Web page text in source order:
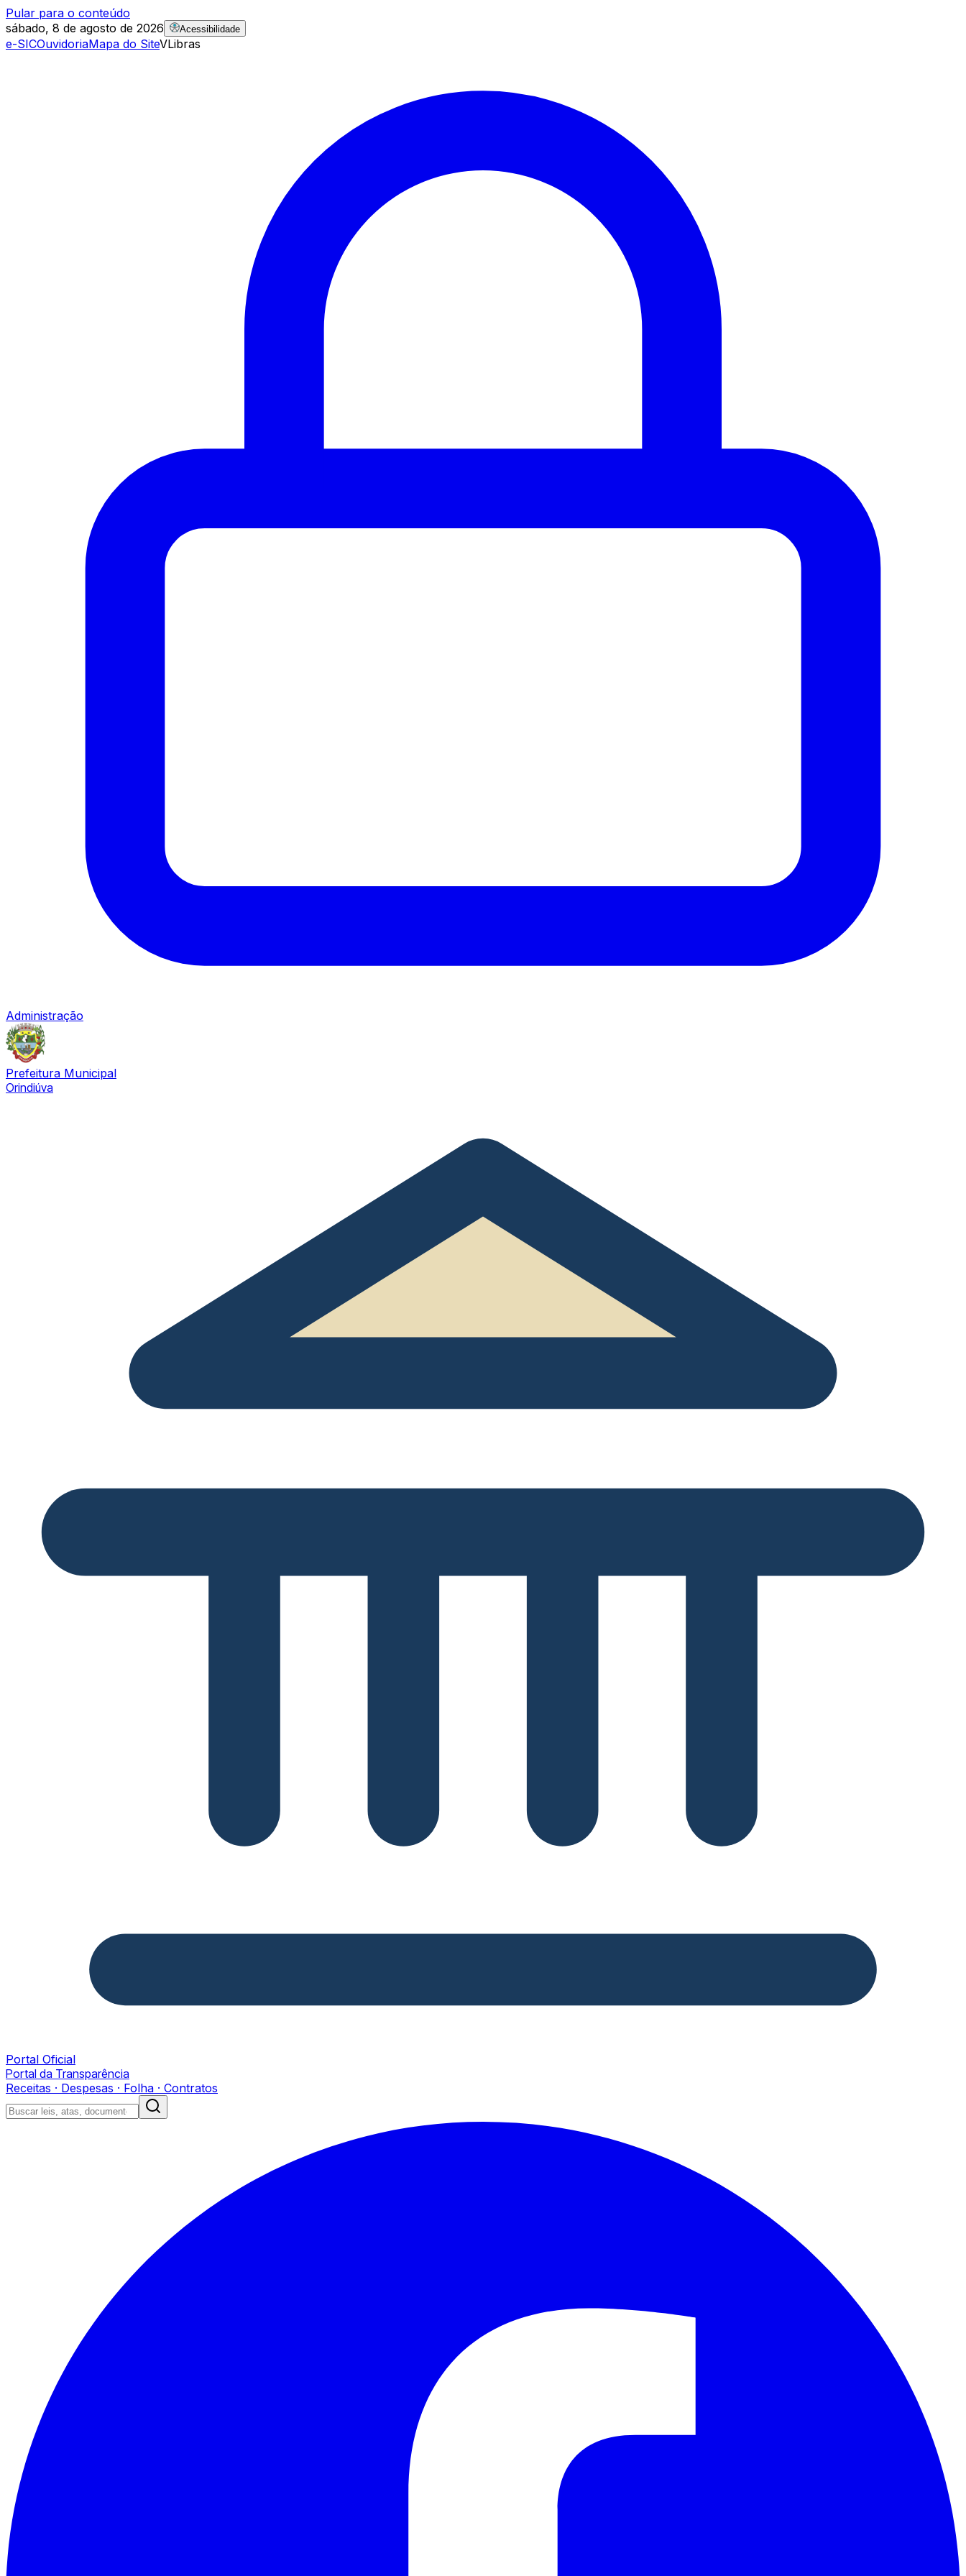
Pular para o conteúdo
sábado, 8 de agosto de 2026
Acessibilidade
e-SICOuvidoriaMapa do SiteVLibras
Administração
Prefeitura Municipal
Orindiúva
Portal Oficial
Portal da Transparência
Receitas · Despesas · Folha · Contratos